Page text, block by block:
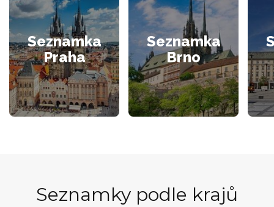
Seznamka
Praha
Seznamka
Brno
Seznamky podle krajů